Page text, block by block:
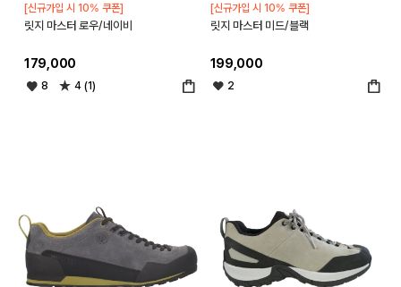
[신규가입 시 10% 쿠폰]
릿지 마스터 로우/네이비
179,000
8 4 (1)
[신규가입 시 10% 쿠폰]
릿지 마스터 미드/블랙
199,000
2